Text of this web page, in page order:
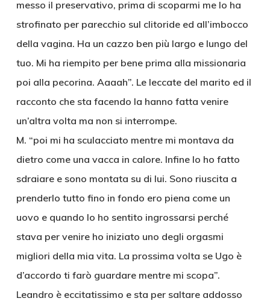
messo il preservativo, prima di scoparmi me lo ha
strofinato per parecchio sul clitoride ed all’imbocco
della vagina. Ha un cazzo ben più largo e lungo del
tuo. Mi ha riempito per bene prima alla missionaria
poi alla pecorina. Aaaah”. Le leccate del marito ed il
racconto che sta facendo la hanno fatta venire
un’altra volta ma non si interrompe.
M. “poi mi ha sculacciato mentre mi montava da
dietro come una vacca in calore. Infine lo ho fatto
sdraiare e sono montata su di lui. Sono riuscita a
prenderlo tutto fino in fondo ero piena come un
uovo e quando lo ho sentito ingrossarsi perché
stava per venire ho iniziato uno degli orgasmi
migliori della mia vita. La prossima volta se Ugo è
d’accordo ti farò guardare mentre mi scopa”.
Leandro è eccitatissimo e sta per saltare addosso